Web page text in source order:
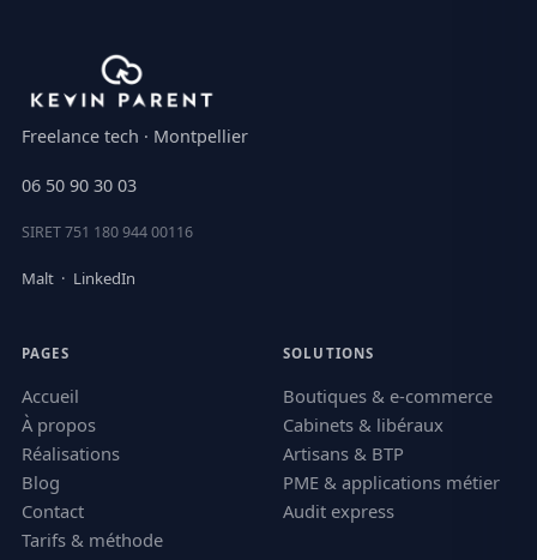
Freelance tech · Montpellier
06 50 90 30 03
SIRET 751 180 944 00116
Malt · LinkedIn
PAGES
Accueil
À propos
Réalisations
Blog
Contact
Tarifs & méthode
SOLUTIONS
Boutiques & e-commerce
Cabinets & libéraux
Artisans & BTP
PME & applications métier
Audit express